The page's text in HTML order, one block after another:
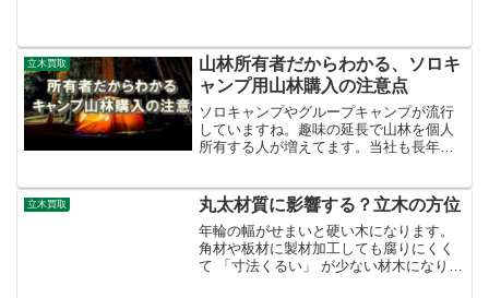
丸太は、どのように流通し...
立木買取
山林所有者だからわかる、ソロキ
ャンプ用山林購入の注意点
ソロキャンプやグループキャンプが流行
していますね。趣味の延長で山林を個人
所有する人が増えてます。当社も長年、
いことがあります。山林は固定資産税が
安いので手軽に購入できま...
立木買取 丸太材質に影響する？立木の方位
年輪の幅がせまいと硬い木になります。
角材や板材に製材加工しても腐りにくく
て 「寸法くるい」 が少ない材木になりま